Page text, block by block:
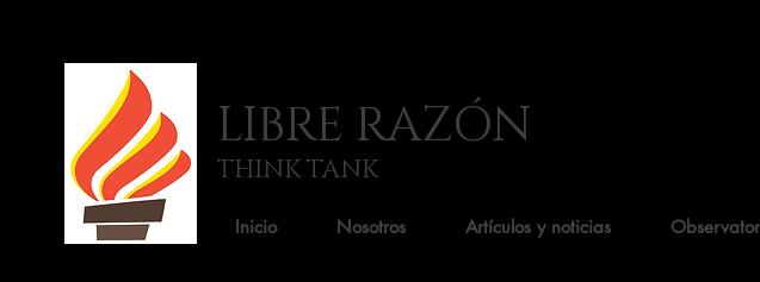
LIBRE RAZÓN
THINK TANK
Inicio Nosotros Artículos y noticias